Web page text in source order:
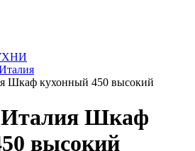
Шкаф кухонный 450 высокий
Италия Шкаф
высокий